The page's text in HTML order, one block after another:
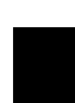
a